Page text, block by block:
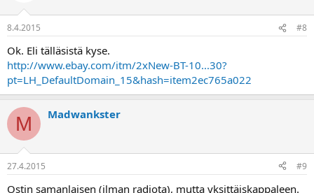
8.4.2015 #8
Ok. Eli tälläsistä kyse.
http://www.ebay.com/itm/2xNew-BT-10...30?
pt=LH_DefaultDomain_15&hash=item2ec765a022
M Madwankster
27.4.2015 #9
Ostin samanlaisen (ilman radiota), mutta yksittäiskappaleen.